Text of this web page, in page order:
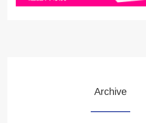
Archive